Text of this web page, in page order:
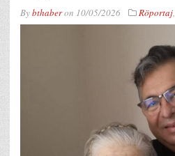
Bybthaberon 10/05/2026 Röportaj,